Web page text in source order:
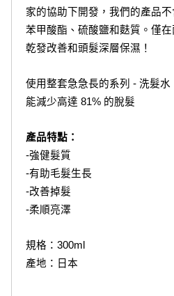
家的協助下開發，我們的產品
苯甲酸酯、硫酸鹽和麩質。僅
乾發改善和頭髮深層保濕！
使用整套急急長的系列 - 洗髮水
能減少高達 81% 的脫髮
產品特點：
-強健髮質
-有助毛髮生長
-改善掉髮
-柔順亮澤
規格：300ml
產地：日本